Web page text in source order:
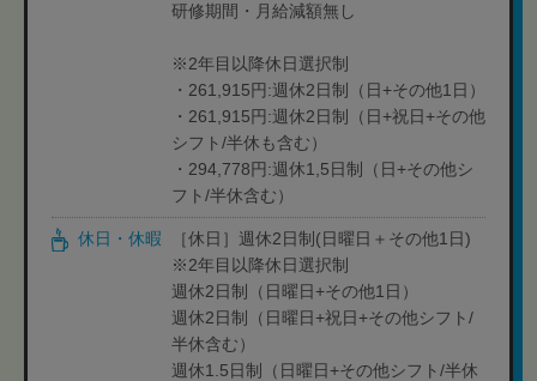
研修期間・月給減額無し
※2年目以降休日選択制
・261,915円:週休2日制（日+その他1日）
・261,915円:週休2日制（日+祝日+その他
シフト/半休も含む）
・294,778円:週休1,5日制（日+その他シ
フト/半休含む）
休日・休暇
［休日］週休2日制(日曜日＋その他1日)
※2年目以降休日選択制
週休2日制（日曜日+その他1日）
週休2日制（日曜日+祝日+その他シフト/
半休含む）
週休1.5日制（日曜日+その他シフト/半休